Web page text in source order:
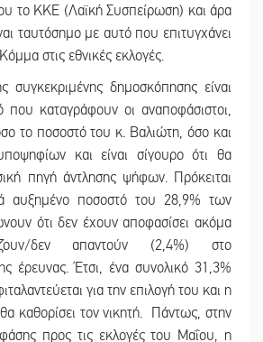
το ΚΚΕ (Λαϊκή Συσπείρωση) και άρα
ταυτόσημο με αυτό που επιτυγχάνει
στις εθνικές εκλογές.
συγκεκριμένης δημοσκόπησης είναι
καταγράφουν οι αναποφάσιστοι,
το ποσοστό του κ. Βαλιώτη, όσο και
και είναι σίγουρο ότι θα
πηγή άντλησης ψήφων. Πρόκειται
αυξημένο ποσοστό του 28,9% των
ότι δεν έχουν αποφασίσει ακόμα
δεν απαντούν (2,4%) στο
έρευνας. Έτσι, ένα συνολικό 31,3%
για την επιλογή του και η
καθορίσει τον νικητή. Πάντως, στην
προς τις εκλογές του Μαΐου, η